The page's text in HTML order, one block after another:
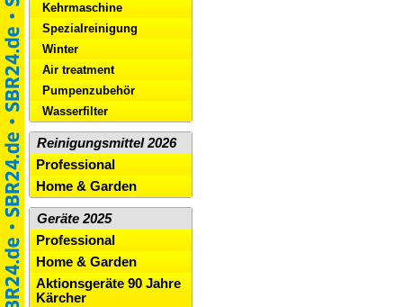
Kehrmaschine
Spezialreinigung
Winter
Air treatment
Pumpenzubehör
Wasserfilter
Reinigungsmittel 2026
Professional
Home & Garden
Geräte 2025
Professional
Home & Garden
Aktionsgeräte 90 Jahre
Kärcher